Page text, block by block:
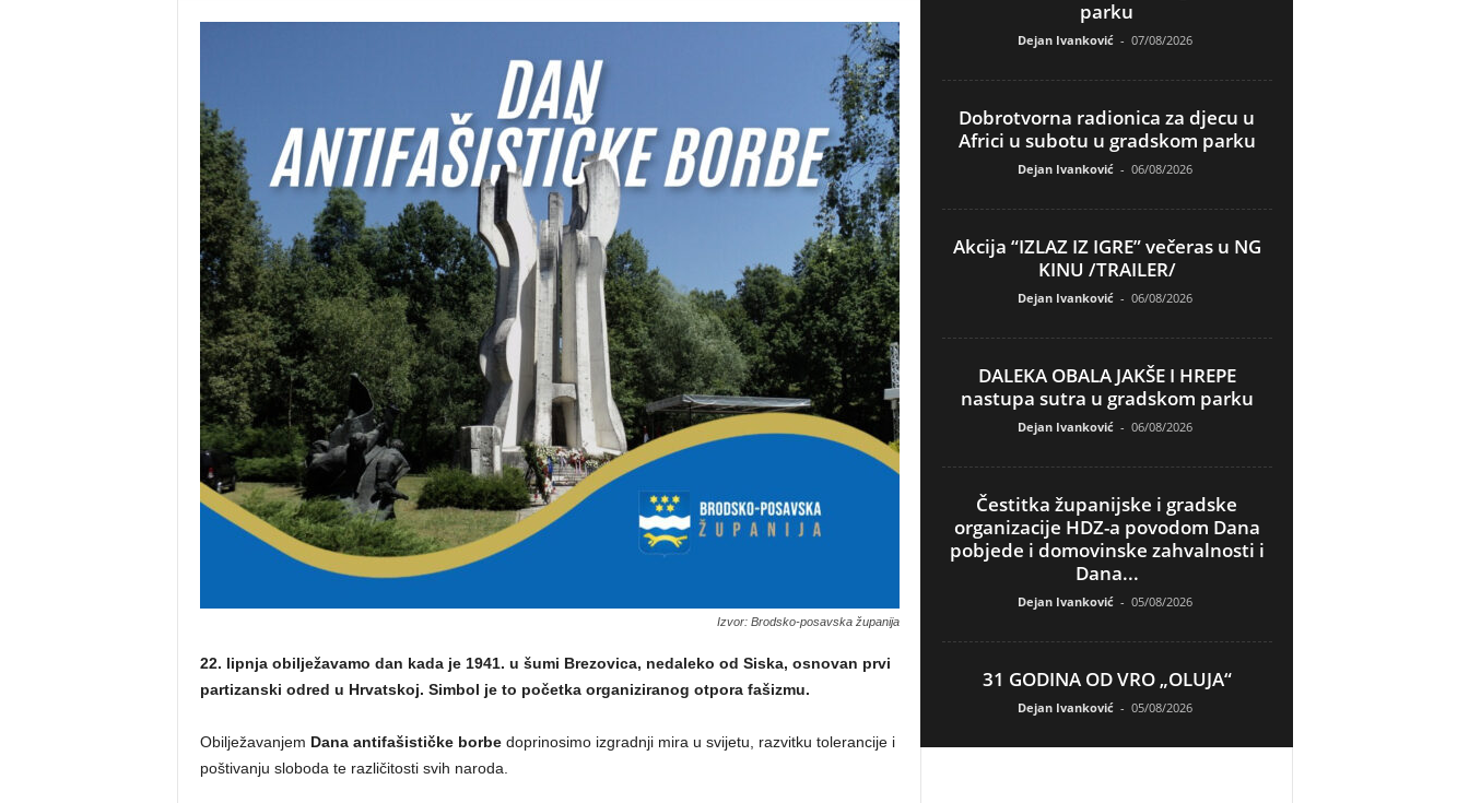
Izvor: Brodsko-posavska županija
22. lipnja obilježavamo dan kada je 1941. u šumi Brezovica, nedaleko od Siska, osnovan prvi
partizanski odred u Hrvatskoj. Simbol je to početka organiziranog otpora fašizmu.
Obilježavanjem Dana antifašističke borbedoprinosimo izgradnji mira u svijetu, razvitku tolerancije i
poštivanju sloboda te različitosti svih naroda.
parku
Dejan Ivanković - 07/08/2026
Dobrotvorna radionica za djecu u
Africi u subotu u gradskom parku
Dejan Ivanković - 06/08/2026
Akcija “IZLAZ IZ IGRE” večeras u NG
KINU /TRAILER/
Dejan Ivanković - 06/08/2026
DALEKA OBALA JAKŠE I HREPE
nastupa sutra u gradskom parku
Dejan Ivanković - 06/08/2026
Čestitka županijske i gradske
organizacije HDZ-a povodom Dana
pobjede i domovinske zahvalnosti i
Dana...
Dejan Ivanković - 05/08/2026
31 GODINA OD VRO „OLUJA“
Dejan Ivanković - 05/08/2026